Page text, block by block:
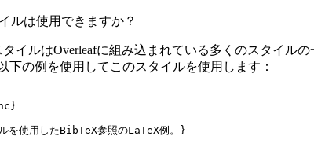
ルは使用できますか？
タイルはOverleafに組み込まれている多くのスタイル
下の例を使用してこのスタイルを使用します：
}
使用したBibTeX参照のLaTeX例。}